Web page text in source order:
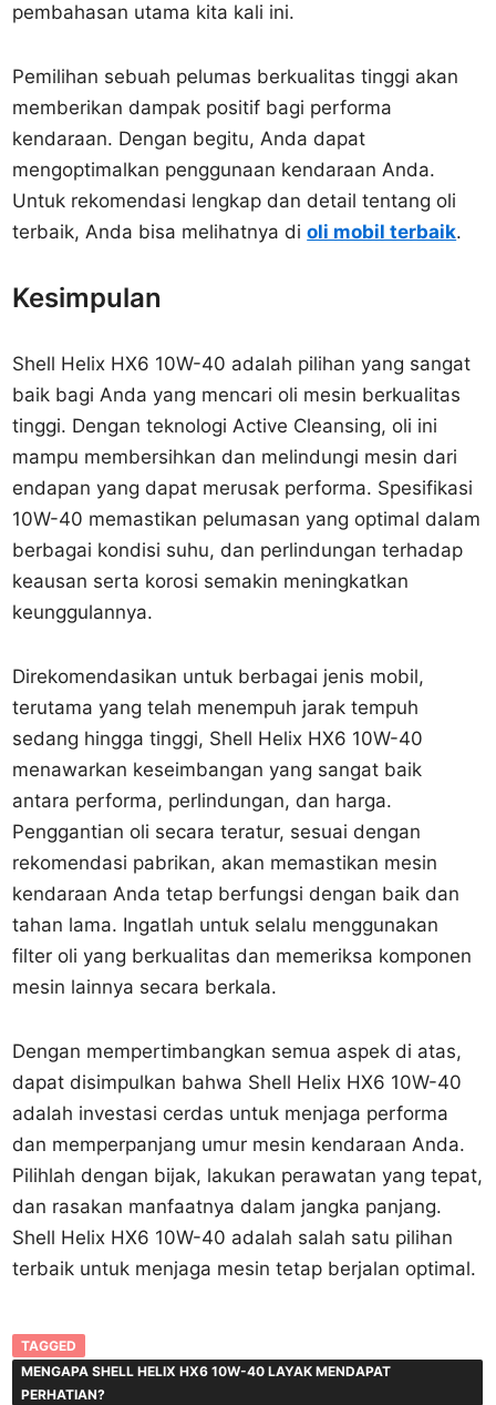
pembahasan utama kita kali ini.
Pemilihan sebuah pelumas berkualitas tinggi akan
memberikan dampak positif bagi performa
kendaraan. Dengan begitu, Anda dapat
mengoptimalkan penggunaan kendaraan Anda.
Untuk rekomendasi lengkap dan detail tentang oli
terbaik, Anda bisa melihatnya dioli mobil terbaik.
Kesimpulan
Shell Helix HX6 10W-40 adalah pilihan yang sangat
baik bagi Anda yang mencari oli mesin berkualitas
tinggi. Dengan teknologi Active Cleansing, oli ini
mampu membersihkan dan melindungi mesin dari
endapan yang dapat merusak performa. Spesifikasi
10W-40 memastikan pelumasan yang optimal dalam
berbagai kondisi suhu, dan perlindungan terhadap
keausan serta korosi semakin meningkatkan
keunggulannya.
Direkomendasikan untuk berbagai jenis mobil,
terutama yang telah menempuh jarak tempuh
sedang hingga tinggi, Shell Helix HX6 10W-40
menawarkan keseimbangan yang sangat baik
antara performa, perlindungan, dan harga.
Penggantian oli secara teratur, sesuai dengan
rekomendasi pabrikan, akan memastikan mesin
kendaraan Anda tetap berfungsi dengan baik dan
tahan lama. Ingatlah untuk selalu menggunakan
filter oli yang berkualitas dan memeriksa komponen
mesin lainnya secara berkala.
Dengan mempertimbangkan semua aspek di atas,
dapat disimpulkan bahwa Shell Helix HX6 10W-40
adalah investasi cerdas untuk menjaga performa
dan memperpanjang umur mesin kendaraan Anda.
Pilihlah dengan bijak, lakukan perawatan yang tepat,
dan rasakan manfaatnya dalam jangka panjang.
Shell Helix HX6 10W-40 adalah salah satu pilihan
terbaik untuk menjaga mesin tetap berjalan optimal.
TAGGED
MENGAPA SHELL HELIX HX6 10W-40 LAYAK MENDAPAT
PERHATIAN?